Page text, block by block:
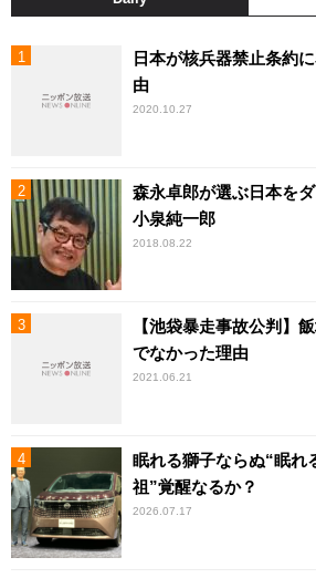
日本が核兵器禁止条約
由
2020.10.27
森永卓郎が選ぶ日本を
小泉純一郎
2018.08.22
【池袋暴走事故公判】
でなかった理由
2021.06.21
眠れる獅子ならぬ“眠れ
祖”覚醒なるか？
2026.07.17